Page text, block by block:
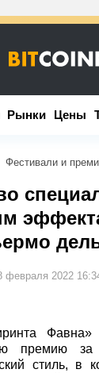
Рынки Цены
Рынки Цены
Фестивали и
февраля 2022
премию за
стиль, в